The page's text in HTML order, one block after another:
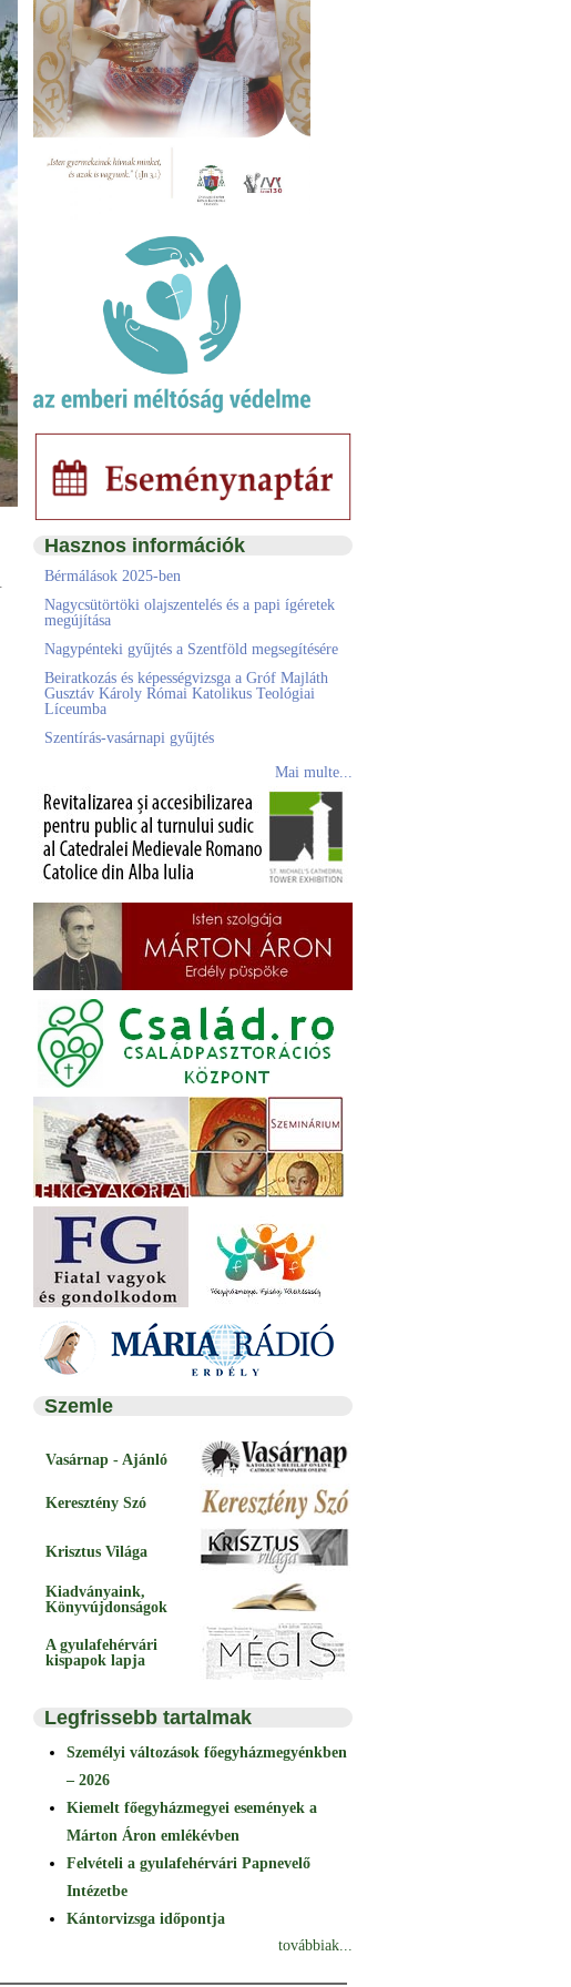
Hasznos információk
Bérmálások 2025-ben
Nagycsütörtöki olajszentelés és a papi ígéretek
megújítása
Nagypénteki gyűjtés a Szentföld megsegítésére
Beiratkozás és képességvizsga a Gróf Majláth
Gusztáv Károly Római Katolikus Teológiai
Líceumba
Szentírás-vasárnapi gyűjtés
Mai multe...
Szemle
Vasárnap - Ajánló
Keresztény Szó
Krisztus Világa
Kiadványaink,
Könyvújdonságok
A gyulafehérvári
kispapok lapja
Legfrissebb tartalmak
Személyi változások főegyházmegyénkben
– 2026
Kiemelt főegyházmegyei események a
Márton Áron emlékévben
Felvételi a gyulafehérvári Papnevelő
Intézetbe
Kántorvizsga időpontja
továbbiak...